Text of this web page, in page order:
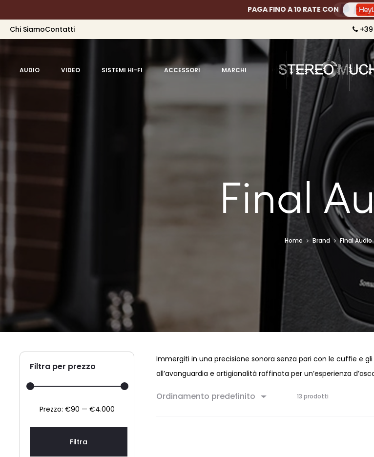
PAGA FINO A 10 RATE CON
Chi SiamoContatti
AUDIO VIDEO SISTEMI HI-FI ACCESSORI MARCHI
Final
Home Brand Final Audio
Immergiti in una precisione sonora senza pari con le cuffie e
all’avanguardia e artigianalità raffinata per un’esperienza
Ordinamento predefinito 13 prodotti
Filtra per prezzo
Prezzo
Prezzo
Filtra
Prezzo: €90 — €4.000